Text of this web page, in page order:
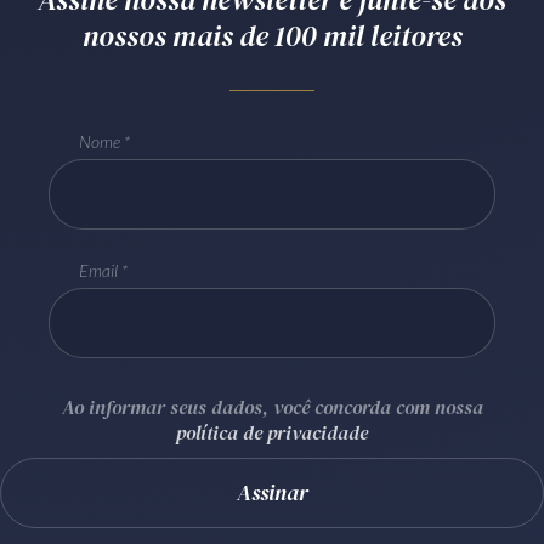
Receba por RSS
Batel Curitiba/PR CEP80240-000
nossos mais de 100 mil leitores
Nome
Email
Ao informar seus dados, você concorda com nossa
política de privacidade